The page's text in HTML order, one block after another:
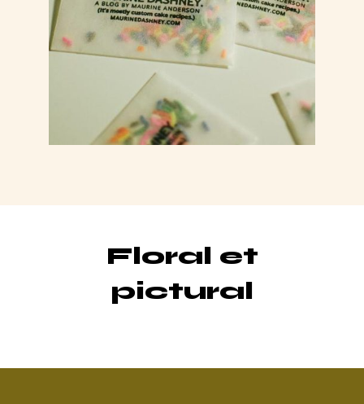
Floral et
pictural